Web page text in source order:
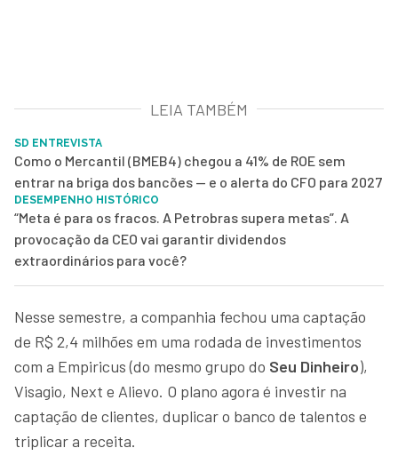
LEIA TAMBÉM
SD ENTREVISTA
Como o Mercantil (BMEB4) chegou a 41% de ROE sem
entrar na briga dos bancões — e o alerta do CFO para 2027
DESEMPENHO HISTÓRICO
“Meta é para os fracos. A Petrobras supera metas”. A
provocação da CEO vai garantir dividendos
extraordinários para você?
Nesse semestre, a companhia fechou uma captação
de R$ 2,4 milhões em uma rodada de investimentos
com a Empiricus (do mesmo grupo do Seu Dinheiro),
Visagio, Next e Alievo. O plano agora é investir na
captação de clientes, duplicar o banco de talentos e
triplicar a receita.